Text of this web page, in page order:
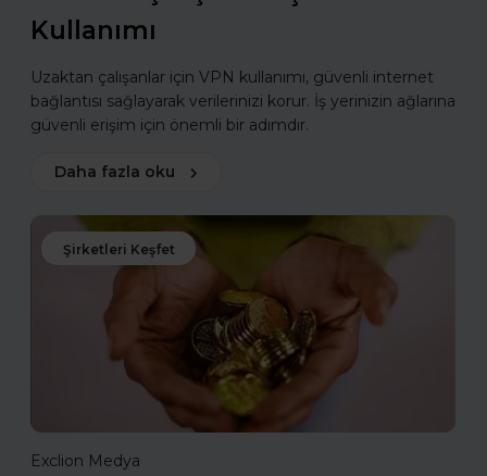
Kullanımı
Uzaktan çalışanlar için VPN kullanımı, güvenli internet
bağlantısı sağlayarak verilerinizi korur. İş yerinizin ağlarına
güvenli erişim için önemli bir adımdır.
Daha fazla oku
Şirketleri Keşfet
Exclion Medya